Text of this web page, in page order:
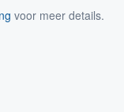
voor meer details.